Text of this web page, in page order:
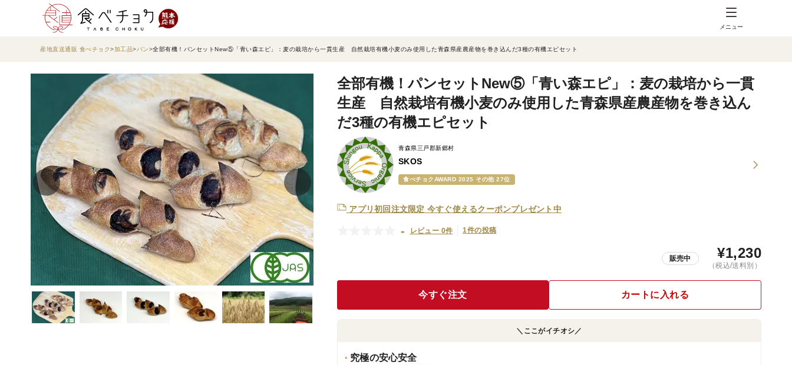
メニュー
産地直送通販 食べチョク 加工品 パン 全部有機！パンセットNew⑤「青い森エピ」：麦の栽培から一貫生産 自然栽培有機小麦のみ使用した青森県産農産物を巻き込んだ3種の有機エピセット
全部有機！パンセットNew⑤「青い森エピ」：麦の栽培から一貫
生産 自然栽培有機小麦のみ使用した青森県産農産物を巻き込ん
だ3種の有機エピセット
青森県三戸郡新郷村
SKOS
食べチョクAWARD 2025 その他 27位
アプリ初回注文限定 今すぐ使えるクーポンプレゼント中
- レビュー 0件 1件の投稿
販売中 ¥1,230
（税込/送料別）
今すぐ注文 カートに入れる
＼ここがイチオシ／
究極の安心安全